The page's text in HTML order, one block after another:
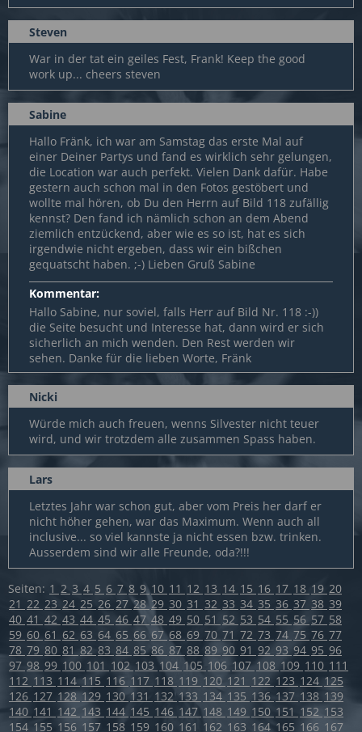
Steven
War in der tat ein geiles Fest, Frank! Keep the good
work up... cheers steven
Sabine
Hallo Fränk, ich war am Samstag das erste Mal auf
einer Deiner Partys und fand es wirklich sehr gelungen,
die Location war auch perfekt. Vielen Dank dafür. Habe
gestern auch schon mal in den Fotos gestöbert und
wollte mal hören, ob Du den Herrn auf Bild 118 zufällig
kennst? Den fand ich nämlich schon an dem Abend
ziemlich entzückend, aber wie es so ist, hat es sich
irgendwie nicht ergeben, dass wir ein bißchen
gequatscht haben. ;-) Lieben Gruß Sabine
Kommentar:
Hallo Sabine, nur soviel, falls Herr auf Bild Nr. 118 :-))
die Seite besucht und Interesse hat, dann wird er sich
sicherlich an mich wenden. Den Rest werden wir
sehen. Danke für die lieben Worte, Fränk
Nicki
Würde mich auch freuen, wenns Silvester nicht teuer
wird, und wir trotzdem alle zusammen Spass haben.
Lars
Letztes Jahr war schon gut, aber vom Preis her darf er
nicht höher gehen, war das Maximum. Wenn auch all
inclusive... so viel kannste ja nicht essen bzw. trinken.
Ausserdem sind wir alle Freunde, oda?!!!
Seiten: 1 2 3 4 5 6 7 8 910 11 12 13 14 15 16 17 18 19 20
21 22 23 24 25 26 2728 29 30 31 32 33 34 35 36 37 38 39
40 41 42 43 44 45 46 47 48 49 50 51 52 53 54 55 56 57 58
59 60 61 62 63 64 65 66 6768 69 70 71 72 73 74 75 76 77
78 79 80 81 82 83 84 85 86 87 88 89 90 91 92 93 94 95 96
97 98 99 100 101 102 103 104 105 106 107108 109 110 111
112 113 114 115 116 117 118 119 120 121 122 123 124 125
126 127 128129 130 131 132 133 134 135 136 137 138 139
140 141 142 143 144 145 146 147 148 149 150 151 152 153
154 155 156 157 158 159 160 161 162 163 164 165 166 167